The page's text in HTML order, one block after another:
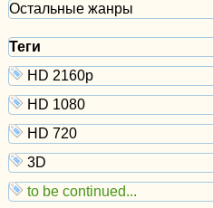
Остальные жанры
Теги
HD 2160р
HD 1080
HD 720
3D
to be continued...